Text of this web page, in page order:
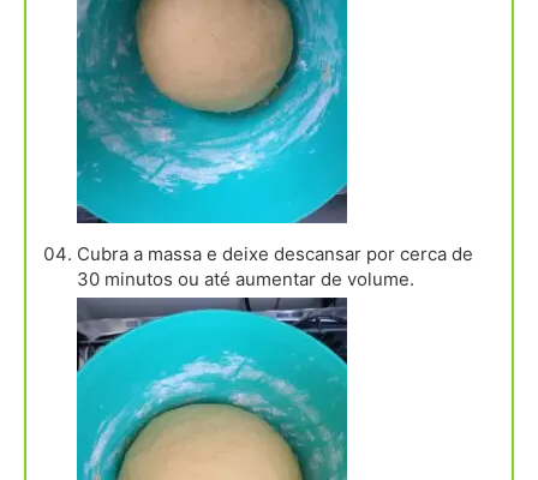
Cubra a massa e deixe descansar por cerca de
30 minutos ou até aumentar de volume.